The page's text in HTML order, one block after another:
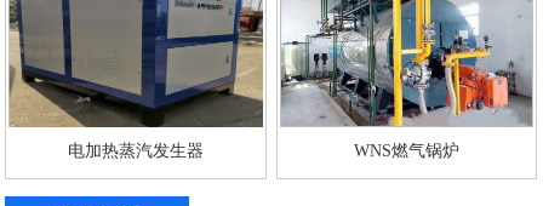
电加热蒸汽发生器 WNS燃气锅炉